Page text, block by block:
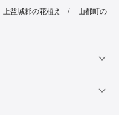
上益城郡の花植え
山都町の